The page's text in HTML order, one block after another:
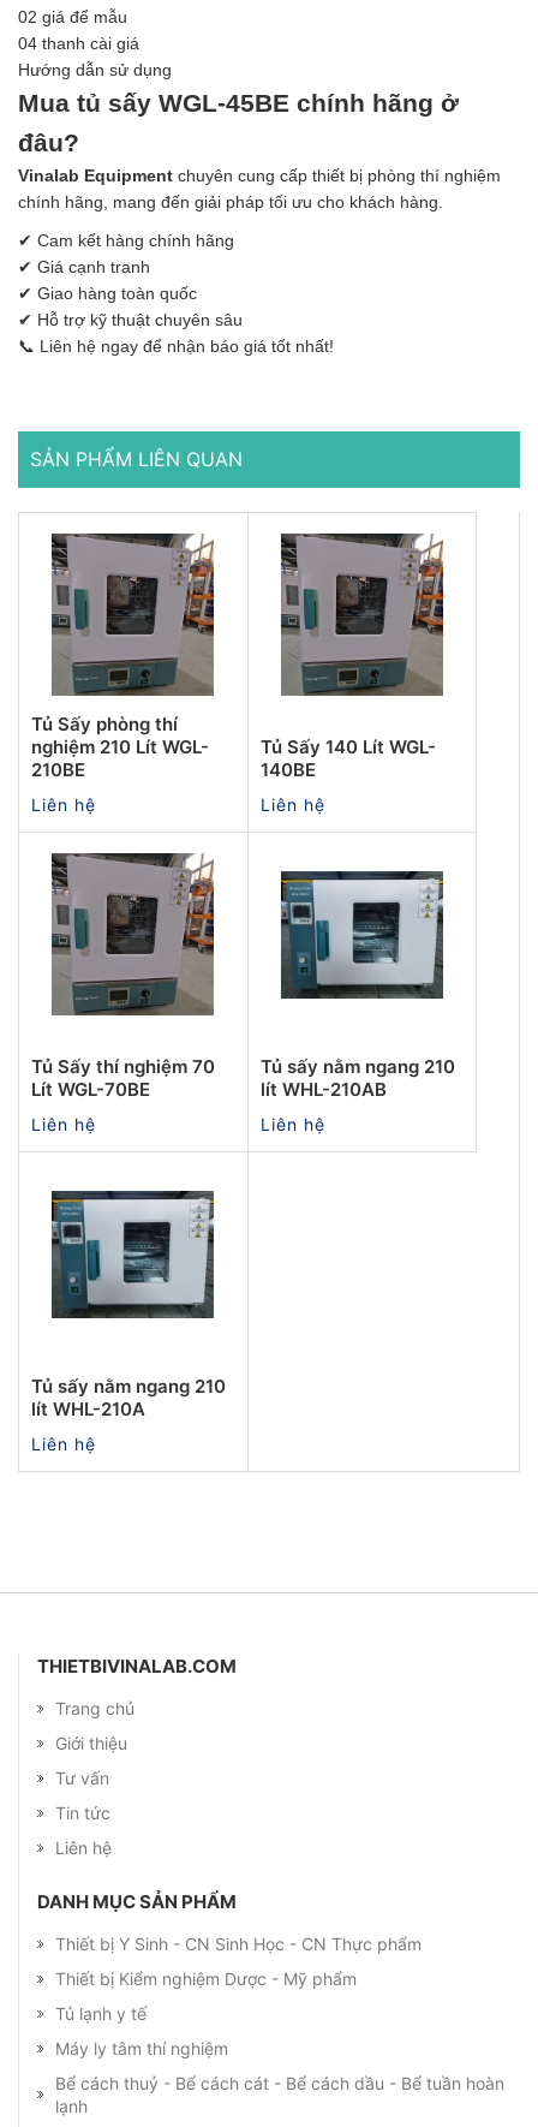
02 giá để mẫu
04 thanh cài giá
Hướng dẫn sử dụng
Mua tủ sấy WGL-45BE chính hãng ở
đâu?
Vinalab Equipment chuyên cung cấp thiết bị phòng thí nghiệm
chính hãng, mang đến giải pháp tối ưu cho khách hàng.
✔ Cam kết hàng chính hãng
✔ Giá cạnh tranh
✔ Giao hàng toàn quốc
✔ Hỗ trợ kỹ thuật chuyên sâu
📞 Liên hệ ngay để nhận báo giá tốt nhất!
SẢN PHẨM LIÊN QUAN
Tủ Sấy phòng thí
nghiệm 210 Lít WGL-
210BE
Liên hệ
Tủ Sấy 140 Lít WGL-
140BE
Liên hệ
Tủ Sấy thí nghiệm 70
Lít WGL-70BE
Liên hệ
Tủ sấy nằm ngang 210
lít WHL-210AB
Liên hệ
Tủ sấy nằm ngang 210
lít WHL-210A
Liên hệ
THIETBIVINALAB.COM
Trang chủ
Giới thiệu
Tư vấn
Tin tức
Liên hệ
DANH MỤC SẢN PHẨM
Thiết bị Y Sinh - CN Sinh Học - CN Thực phẩm
Thiết bị Kiểm nghiệm Dược - Mỹ phẩm
Tủ lạnh y tế
Máy ly tâm thí nghiệm
Bể cách thuỷ - Bể cách cát - Bể cách dầu - Bể tuần hoàn
lạnh